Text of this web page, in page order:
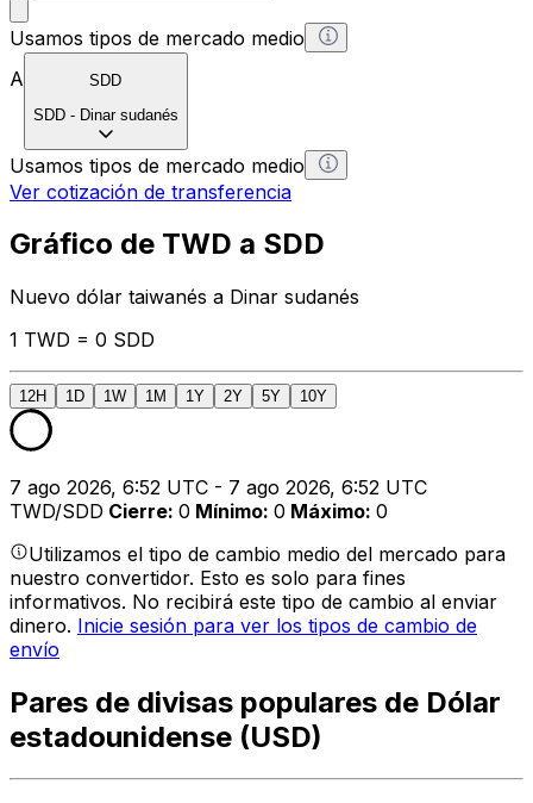
Usamos tipos de mercado medio
A
SDD
SDD - Dinar sudanés
Usamos tipos de mercado medio
Ver cotización de transferencia
Gráfico de TWD a SDD
Nuevo dólar taiwanés a Dinar sudanés
1 TWD = 0 SDD
12H 1D 1W 1M 1Y 2Y 5Y 10Y
7 ago 2026, 6:52 UTC - 7 ago 2026, 6:52 UTC
TWD/SDD Cierre: 0 Mínimo: 0 Máximo: 0
Utilizamos el tipo de cambio medio del mercado para
nuestro convertidor. Esto es solo para fines
informativos. No recibirá este tipo de cambio al enviar
dinero. Inicie sesión para ver los tipos de cambio de
envío
Pares de divisas populares de Dólar
estadounidense (USD)